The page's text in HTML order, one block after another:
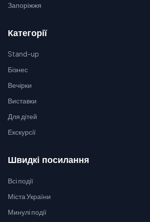
Запоріжжя
Категорії
Stand-up
Бізнес
Вечірки
Виставки
Для дітей
Екскурсії
Швидкі посилання
Всі події
Міста України
Минулі події